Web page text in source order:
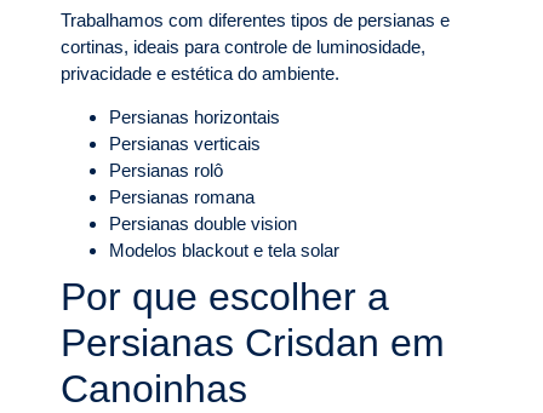
Trabalhamos com diferentes tipos de persianas e
cortinas, ideais para controle de luminosidade,
privacidade e estética do ambiente.
Persianas horizontais
Persianas verticais
Persianas rolô
Persianas romana
Persianas double vision
Modelos blackout e tela solar
Por que escolher a
Persianas Crisdan em
Canoinhas